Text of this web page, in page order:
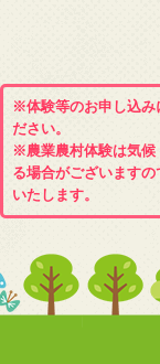
※体験等のお申し込み
ださい。
※農業農村体験は気候
る場合がございます
いたします。